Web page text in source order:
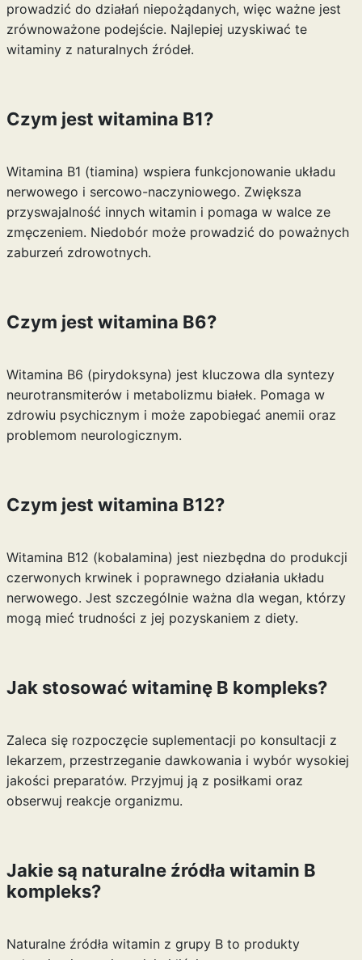
prowadzić do działań niepożądanych, więc ważne jest
zrównoważone podejście. Najlepiej uzyskiwać te
witaminy z naturalnych źródeł.
Czym jest witamina B1?
Witamina B1 (tiamina) wspiera funkcjonowanie układu
nerwowego i sercowo-naczyniowego. Zwiększa
przyswajalność innych witamin i pomaga w walce ze
zmęczeniem. Niedobór może prowadzić do poważnych
zaburzeń zdrowotnych.
Czym jest witamina B6?
Witamina B6 (pirydoksyna) jest kluczowa dla syntezy
neurotransmiterów i metabolizmu białek. Pomaga w
zdrowiu psychicznym i może zapobiegać anemii oraz
problemom neurologicznym.
Czym jest witamina B12?
Witamina B12 (kobalamina) jest niezbędna do produkcji
czerwonych krwinek i poprawnego działania układu
nerwowego. Jest szczególnie ważna dla wegan, którzy
mogą mieć trudności z jej pozyskaniem z diety.
Jak stosować witaminę B kompleks?
Zaleca się rozpoczęcie suplementacji po konsultacji z
lekarzem, przestrzeganie dawkowania i wybór wysokiej
jakości preparatów. Przyjmuj ją z posiłkami oraz
obserwuj reakcje organizmu.
Jakie są naturalne źródła witamin B
kompleks?
Naturalne źródła witamin z grupy B to produkty